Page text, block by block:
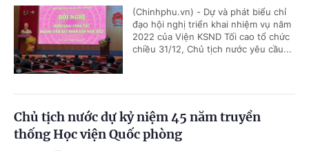
(Chinhphu.vn) - Dự và phát biểu chỉ
đạo hội nghị triển khai nhiệm vụ năm
2022 của Viện KSND Tối cao tổ chức
chiều 31/12, Chủ tịch nước yêu cầu...
Chủ tịch nước dự kỷ niệm 45 năm truyền
thống Học viện Quốc phòng